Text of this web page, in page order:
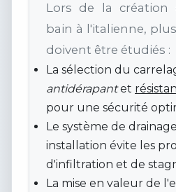
Lors de la création
bain à l'italienne,
doivent être étudiés :
La sélection du
antidérapantet
pour une sécurité
Le système de
installation évite les
d'infiltration et de
La mise en valeur de